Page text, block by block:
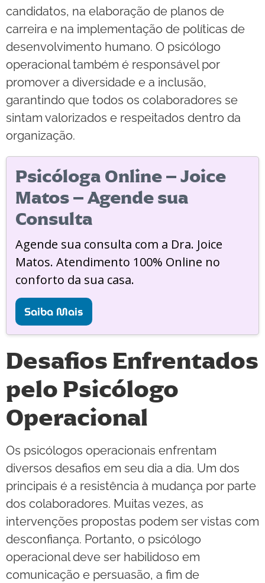
candidatos, na elaboração de planos de
carreira e na implementação de políticas de
desenvolvimento humano. O psicólogo
operacional também é responsável por
promover a diversidade e a inclusão,
garantindo que todos os colaboradores se
sintam valorizados e respeitados dentro da
organização.
Psicóloga Online – Joice
Matos – Agende sua
Consulta
Agende sua consulta com a Dra. Joice
Matos. Atendimento 100% Online no
conforto da sua casa.
Saiba Mais
Desafios Enfrentados
pelo Psicólogo
Operacional
Os psicólogos operacionais enfrentam
diversos desafios em seu dia a dia. Um dos
principais é a resistência à mudança por parte
dos colaboradores. Muitas vezes, as
intervenções propostas podem ser vistas com
desconfiança. Portanto, o psicólogo
operacional deve ser habilidoso em
comunicação e persuasão, a fim de